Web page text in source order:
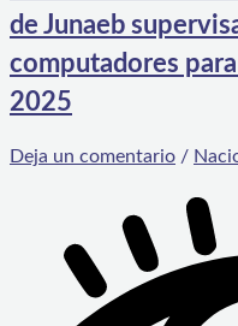
de Junaeb
computadores
2025
Deja un comentario /